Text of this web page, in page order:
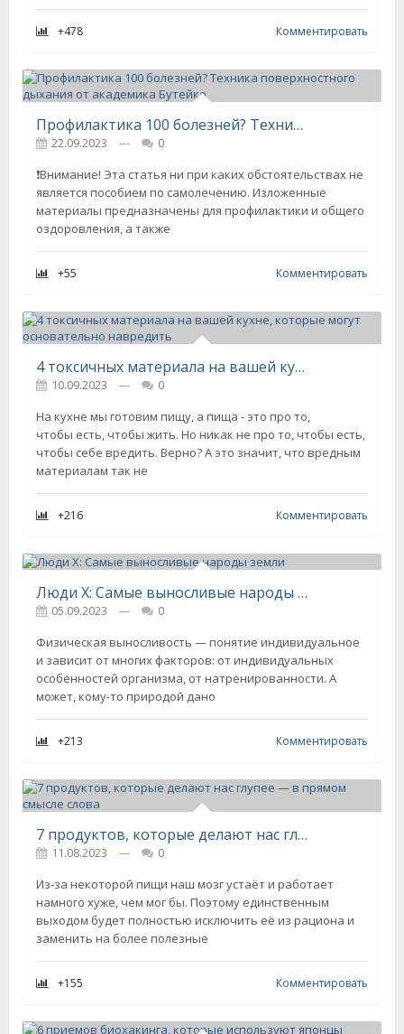
+478 Комментировать
Профилактика 100 болезней? Техника поверхностного дыхания от академика Бутейко
22.09.2023 ---
0
❗️Внимание! Эта статья ни при каких обстоятельствах не
является пособием по самолечению. Изложенные
материалы предназначены для профилактики и общего
оздоровления, а также
+55 Комментировать
4 токсичных материала на вашей кухне, которые могут основательно навредить
10.09.2023 ---
0
На кухне мы готовим пищу, а пища - это про то,
чтобы есть, чтобы жить. Но никак не про то, чтобы есть,
чтобы себе вредить. Верно? А это значит, что вредным
материалам так не
+216 Комментировать
Люди Х: Самые выносливые народы земли
05.09.2023 ---
0
Физическая выносливость — понятие индивидуальное
и зависит от многих факторов: от индивидуальных
особенностей организма, от натренированности. А
может, кому-то природой дано
+213 Комментировать
7 продуктов, которые делают нас глупее — в прямом смысле слова
11.08.2023 ---
0
Из-за некоторой пищи наш мозг устаёт и работает
намного хуже, чем мог бы. Поэтому единственным
выходом будет полностью исключить её из рациона и
заменить на более полезные
+155 Комментировать